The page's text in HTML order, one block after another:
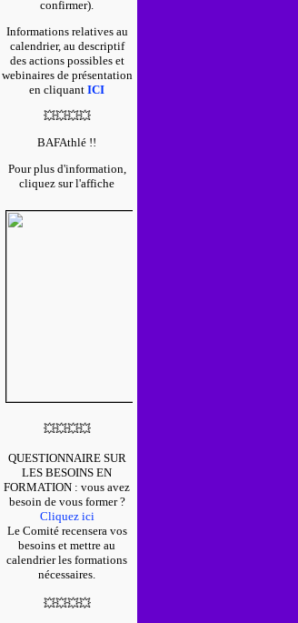
confirmer).
Informations relatives au
calendrier, au descriptif
des actions possibles et
webinaires de présentation
en cliquant ICI
💥💥💥💥
BAFAthlé !!
Pour plus d'information,
cliquez sur l'affiche
💥💥💥💥
QUESTIONNAIRE SUR
LES BESOINS EN
FORMATION : vous avez
besoin de vous former ?
Cliquez ici
Le Comité recensera vos
besoins et mettre au
calendrier les formations
nécessaires.
💥💥💥💥